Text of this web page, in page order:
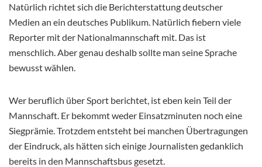
Natürlich richtet sich die Berichterstattung deutscher
Medien an ein deutsches Publikum. Natürlich fiebern viele
Reporter mit der Nationalmannschaft mit. Das ist
menschlich. Aber genau deshalb sollte man seine Sprache
bewusst wählen.
Wer beruflich über Sport berichtet, ist eben kein Teil der
Mannschaft. Er bekommt weder Einsatzminuten noch eine
Siegprämie. Trotzdem entsteht bei manchen Übertragungen
der Eindruck, als hätten sich einige Journalisten gedanklich
bereits in den Mannschaftsbus gesetzt.